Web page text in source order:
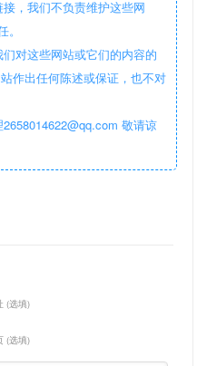
，我们不负责维护这些网
对这些网站或它们的内容的
作出任何陈述或保证，也不对
敬请谅
(选填)
(选填)